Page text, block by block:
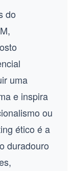
do
,
uma
e inspira
ou
ético é a
duradouro